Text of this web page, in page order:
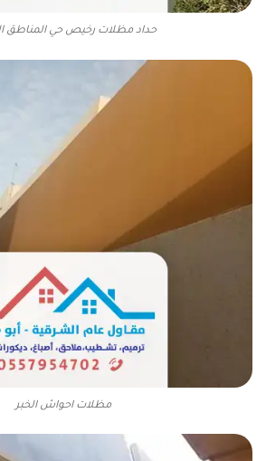
حداد مظلات رخيص حي المناطق
مظلات احواش الخبر